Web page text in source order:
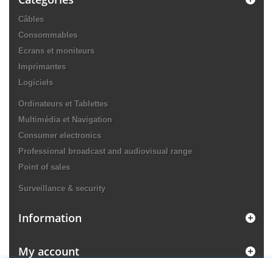
Câbles
Consommables
Ecrans et moniteurs
Imprimantes
Logiciels
Ordinateurs et Tablettes
Multimédia et Navigation
Consumer electronics
Professional broadcast and audiovisual range
Point of sales
Surveillance & security
Information
My account